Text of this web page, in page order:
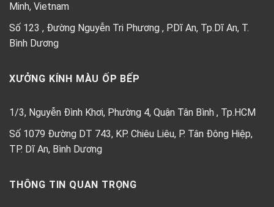
Minh, Vietnam
Số 123 , Đường Nguyễn Tri Phương , P.Dĩ An, Tp.Dĩ An, T.
Bình Dương
XƯỞNG KÍNH MÀU ỐP BẾP
1/3, Nguyễn Đình Khơi, Phường 4, Quận Tân Bình , Tp.HCM
Số 1079 Đường DT 743, KP. Chiêu Liêu, P. Tân Đông Hiệp,
TP. Dĩ An, Bình Dương
THÔNG TIN QUAN TRỌNG